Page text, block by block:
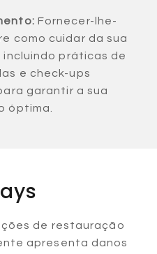
Fornecer-lhe-
como cuidar da sua
práticas de
e check-ups
garantir a sua
óptima.
de restauração
apresenta danos